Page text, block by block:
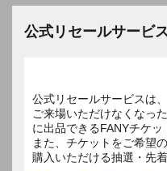
公式リセールサービ
公式リセールサービスは
ご来場いただけなくなっ
に出品できるFANYチケッ
また、チケットをご希望
購入いただける抽選・先